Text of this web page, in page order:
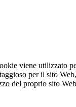
viene utilizzato
per il sito
del proprio sito